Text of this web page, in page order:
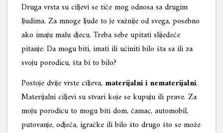
Druga vrsta su ciljevi se tiče mog odnosa sa drugim
ljudima. Za mnoge ljude to je važnije od svega, posebno
ako imaju malu djecu. Treba sebe upitati slijedeće
pitanje: Da mogu biti, imati ili učiniti bilo šta sa ili za
svoju porodicu, šta bi to bilo?
Postoje dvije vrste ciljeva, materijalni i nematerijalni.
Materijalni ciljevi su stvari koje se kupuju ili prave. Za
moju porodicu to mogu biti dom, čamac, automobil,
putovanje, odjeća, igračke ili bilo što drugo što se može